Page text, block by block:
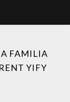
FAMILIA
YIFY